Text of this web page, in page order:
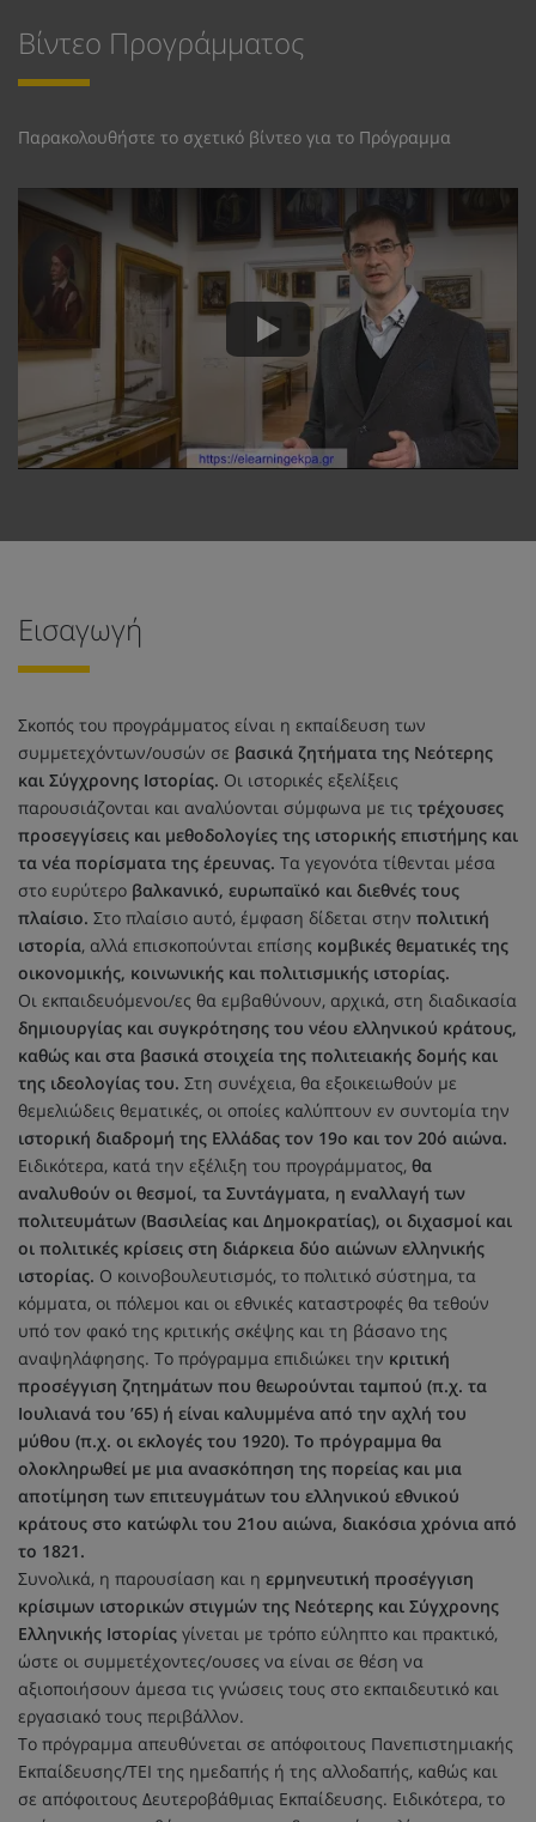
Βίντεο Προγράμματος
Παρακολουθήστε το σχετικό βίντεο για το Πρόγραμμα
Εισαγωγή
Σκοπός του προγράμματος είναι η εκπαίδευση των
συμμετεχόντων/ουσών σε βασικά ζητήματα της Νεότερης
και Σύγχρονης Ιστορίας. Οι ιστορικές εξελίξεις
παρουσιάζονται και αναλύονται σύμφωνα με τις τρέχουσες
προσεγγίσεις και μεθοδολογίες της ιστορικής επιστήμης και
τα νέα πορίσματα της έρευνας. Τα γεγονότα τίθενται μέσα
στο ευρύτερο βαλκανικό, ευρωπαϊκό και διεθνές τους
πλαίσιο. Στο πλαίσιο αυτό, έμφαση δίδεται στην πολιτική
ιστορία, αλλά επισκοπούνται επίσης κομβικές θεματικές της
οικονομικής, κοινωνικής και πολιτισμικής ιστορίας.
Οι εκπαιδευόμενοι/ες θα εμβαθύνουν, αρχικά, στη διαδικασία
δημιουργίας και συγκρότησης του νέου ελληνικού κράτους,
καθώς και στα βασικά στοιχεία της πολιτειακής δομής και
της ιδεολογίας του. Στη συνέχεια, θα εξοικειωθούν με
θεμελιώδεις θεματικές, οι οποίες καλύπτουν εν συντομία την
ιστορική διαδρομή της Ελλάδας τον 19ο και τον 20ό αιώνα.
Ειδικότερα, κατά την εξέλιξη του προγράμματος, θα
αναλυθούν οι θεσμοί, τα Συντάγματα, η εναλλαγή των
πολιτευμάτων (Βασιλείας και Δημοκρατίας), οι διχασμοί και
οι πολιτικές κρίσεις στη διάρκεια δύο αιώνων ελληνικής
ιστορίας. Ο κοινοβουλευτισμός, το πολιτικό σύστημα, τα
κόμματα, οι πόλεμοι και οι εθνικές καταστροφές θα τεθούν
υπό τον φακό της κριτικής σκέψης και τη βάσανο της
αναψηλάφησης. Το πρόγραμμα επιδιώκει την κριτική
προσέγγιση ζητημάτων που θεωρούνται ταμπού (π.χ. τα
Ιουλιανά του ’65) ή είναι καλυμμένα από την αχλή του
μύθου (π.χ. οι εκλογές του 1920). Το πρόγραμμα θα
ολοκληρωθεί με μια ανασκόπηση της πορείας και μια
αποτίμηση των επιτευγμάτων του ελληνικού εθνικού
κράτους στο κατώφλι του 21ου αιώνα, διακόσια χρόνια από
το 1821.
Συνολικά, η παρουσίαση και η ερμηνευτική προσέγγιση
κρίσιμων ιστορικών στιγμών της Νεότερης και Σύγχρονης
Ελληνικής Ιστορίας γίνεται με τρόπο εύληπτο και πρακτικό,
ώστε οι συμμετέχοντες/ουσες να είναι σε θέση να
αξιοποιήσουν άμεσα τις γνώσεις τους στο εκπαιδευτικό και
εργασιακό τους περιβάλλον.
Το πρόγραμμα απευθύνεται σε απόφοιτους Πανεπιστημιακής
Εκπαίδευσης/ΤΕΙ της ημεδαπής ή της αλλοδαπής, καθώς και
σε απόφοιτους Δευτεροβάθμιας Εκπαίδευσης. Ειδικότερα, το